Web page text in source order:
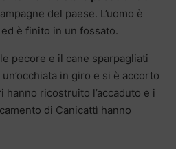
del paese. L’uomo è
è finito in un fossato.
pecore e il cane sparpagliati
in giro e si è accorto
hanno ricostruito l’accaduto e i
di Canicattì hanno